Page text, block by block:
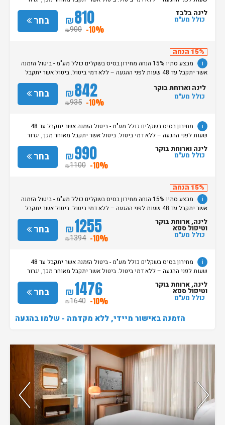
חיוב בסך 50% מעלות ההזמנה. אי הגעה ללא כל הודעה מוקדמת תגרור חיוב
בסך 100% מעלות ההזמנה. מדיניות קבלת/עזיבת חדרים: שעת קבלת החדרים
הינה החל מהשעה 15:00. בימי שבת / חג: קבלת חדרים החל מצאת
השבת/החג. שעת עזיבת חדרים בכל ימות השבוע עד השעה 11:00. בימי שבת/
בחר ₪810
₪900 -10%
לינה בלבד
כולל מע"מ
15% הנחה
i
מבצע סתיו 15% הנחה מחירון בסיס בשקלים כולל מע"מ - ביטול הזמנה
אשר יתקבל עד 48 שעות לפני ההגעה – ללא דמי ביטול. ביטול אשר יתקבל
מאוחר מכך, יגרור חיוב בסך 50% מעלות ההזמנה. אי הגעה ללא כל הודעה
מוקדמת תגרור חיוב בסך 100% מעלות ההזמנה. מדיניות קבלת/עזיבת חדרים:
שעת קבלת החדרים הינה החל מהשעה 15:00. בימי שבת / חג: קבלת חדרים
החל מצאת השבת/החג. שעת עזיבת חדרים בכל ימות השבוע עד השעה 11:00.
בחר ₪842
₪935 -10%
לינה וארוחת בוקר
כולל מע"מ
i
מחירון בסיס בשקלים כולל מע"מ - ביטול הזמנה אשר יתקבל עד 48
שעות לפני ההגעה – ללא דמי ביטול. ביטול אשר יתקבל מאוחר מכך, יגרור
חיוב בסך 50% מעלות ההזמנה. אי הגעה ללא כל הודעה מוקדמת תגרור חיוב
בסך 100% מעלות ההזמנה. מדיניות קבלת/עזיבת חדרים: שעת קבלת החדרים
הינה החל מהשעה 15:00. בימי שבת / חג: קבלת חדרים החל מצאת
השבת/החג. שעת עזיבת חדרים בכל ימות השבוע עד השעה 11:00. בימי שבת/
בחר ₪990
₪1100 -10%
לינה וארוחת בוקר
כולל מע"מ
15% הנחה
i
מבצע סתיו 15% הנחה מחירון בסיס בשקלים כולל מע"מ - ביטול הזמנה
אשר יתקבל עד 48 שעות לפני ההגעה – ללא דמי ביטול. ביטול אשר יתקבל
מאוחר מכך, יגרור חיוב בסך 50% מעלות ההזמנה. אי הגעה ללא כל הודעה
מוקדמת תגרור חיוב בסך 100% מעלות ההזמנה. מדיניות קבלת/עזיבת חדרים:
שעת קבלת החדרים הינה החל מהשעה 15:00. בימי שבת / חג: קבלת חדרים
החל מצאת השבת/החג. שעת עזיבת חדרים בכל ימות השבוע עד השעה 11:00.
בחר ₪1255
₪1394 -10%
לינה, ארוחת בוקר
וטיפול ספא
כולל מע"מ
i
מחירון בסיס בשקלים כולל מע"מ - ביטול הזמנה אשר יתקבל עד 48
שעות לפני ההגעה – ללא דמי ביטול. ביטול אשר יתקבל מאוחר מכך, יגרור
חיוב בסך 50% מעלות ההזמנה. אי הגעה ללא כל הודעה מוקדמת תגרור חיוב
בסך 100% מעלות ההזמנה. מדיניות קבלת/עזיבת חדרים: שעת קבלת החדרים
הינה החל מהשעה 15:00. בימי שבת / חג: קבלת חדרים החל מצאת
השבת/החג. שעת עזיבת חדרים בכל ימות השבוע עד השעה 11:00. בימי שבת/
בחר ₪1476
₪1640 -10%
לינה, ארוחת בוקר
וטיפול ספא
כולל מע"מ
הזמנה באישור מיידי, ללא מקדמה - שלמו בהגעה